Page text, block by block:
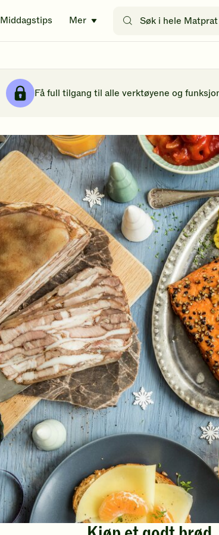
Middagstips Mer
etter
Få full tilgang til alle verktøyene og